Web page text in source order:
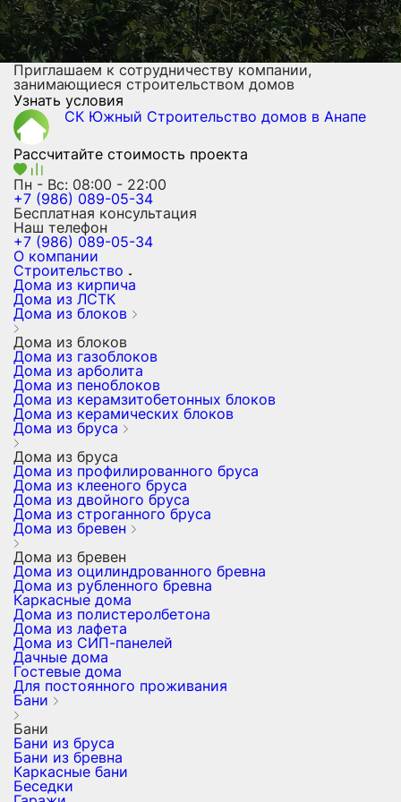
Приглашаем к сотрудничеству компании,
занимающиеся строительством домов
Узнать условия
СК Южный Строительство домов в Анапе
Рассчитайте стоимость проекта
Пн - Вс: 08:00 - 22:00
+7 (986) 089-05-34
Бесплатная консультация
Наш телефон
+7 (986) 089-05-34
О компании
Строительство
Дома из кирпича
Дома из ЛСТК
Дома из блоков
Дома из блоков
Дома из газоблоков
Дома из арболита
Дома из пеноблоков
Дома из керамзитобетонных блоков
Дома из керамических блоков
Дома из бруса
Дома из бруса
Дома из профилированного бруса
Дома из клееного бруса
Дома из двойного бруса
Дома из строганного бруса
Дома из бревен
Дома из бревен
Дома из оцилиндрованного бревна
Дома из рубленного бревна
Каркасные дома
Дома из полистеролбетона
Дома из лафета
Дома из СИП-панелей
Дачные дома
Гостевые дома
Для постоянного проживания
Бани
Бани
Бани из бруса
Бани из бревна
Каркасные бани
Беседки